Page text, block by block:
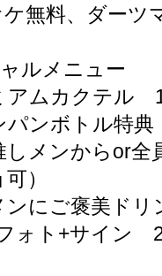
無料、ダーツ
ルメニュー
アムカクテル
パンボトル特
しメンからor全
）
ンにご褒美ド
フォト+サイン